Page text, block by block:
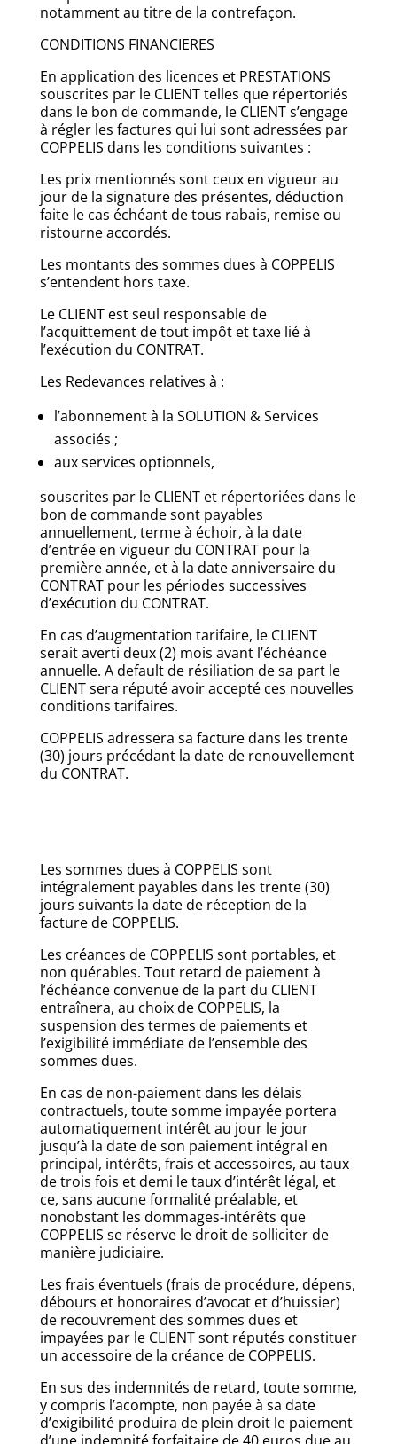
notamment au titre de la contrefaçon.
CONDITIONS FINANCIERES
En application des licences et PRESTATIONS
souscrites par le CLIENT telles que répertoriés
dans le bon de commande, le CLIENT s’engage
à régler les factures qui lui sont adressées par
COPPELIS dans les conditions suivantes :
Les prix mentionnés sont ceux en vigueur au
jour de la signature des présentes, déduction
faite le cas échéant de tous rabais, remise ou
ristourne accordés.
Les montants des sommes dues à COPPELIS
s’entendent hors taxe.
Le CLIENT est seul responsable de
l’acquittement de tout impôt et taxe lié à
l’exécution du CONTRAT.
Les Redevances relatives à :
l’abonnement à la SOLUTION & Services
associés ;
aux services optionnels,
souscrites par le CLIENT et répertoriées dans le
bon de commande sont payables
annuellement, terme à échoir, à la date
d’entrée en vigueur du CONTRAT pour la
première année, et à la date anniversaire du
CONTRAT pour les périodes successives
d’exécution du CONTRAT.
En cas d’augmentation tarifaire, le CLIENT
serait averti deux (2) mois avant l’échéance
annuelle. A default de résiliation de sa part le
CLIENT sera réputé avoir accepté ces nouvelles
conditions tarifaires.
COPPELIS adressera sa facture dans les trente
(30) jours précédant la date de renouvellement
du CONTRAT.
Les sommes dues à COPPELIS sont
intégralement payables dans les trente (30)
jours suivants la date de réception de la
facture de COPPELIS.
Les créances de COPPELIS sont portables, et
non quérables. Tout retard de paiement à
l’échéance convenue de la part du CLIENT
entraînera, au choix de COPPELIS, la
suspension des termes de paiements et
l’exigibilité immédiate de l’ensemble des
sommes dues.
En cas de non-paiement dans les délais
contractuels, toute somme impayée portera
automatiquement intérêt au jour le jour
jusqu’à la date de son paiement intégral en
principal, intérêts, frais et accessoires, au taux
de trois fois et demi le taux d’intérêt légal, et
ce, sans aucune formalité préalable, et
nonobstant les dommages-intérêts que
COPPELIS se réserve le droit de solliciter de
manière judiciaire.
Les frais éventuels (frais de procédure, dépens,
débours et honoraires d’avocat et d’huissier)
de recouvrement des sommes dues et
impayées par le CLIENT sont réputés constituer
un accessoire de la créance de COPPELIS.
En sus des indemnités de retard, toute somme,
y compris l’acompte, non payée à sa date
d’exigibilité produira de plein droit le paiement